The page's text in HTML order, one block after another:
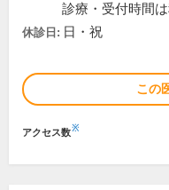
診療・受付時間
休診日: 日・祝
この
アクセス数※